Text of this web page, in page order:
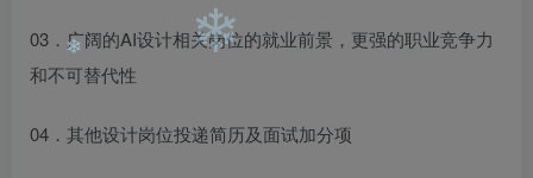
03．广阔的AI设计相关岗位的就业前景，更强的职业竞争力
和不可替代性
04．其他设计岗位投递简历及面试加分项